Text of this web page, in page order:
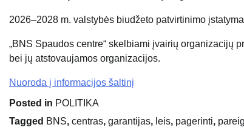
2026–2028 m. valstybės biudžeto patvirtinimo
„BNS Spaudos centre“ skelbiami įvairių organizacijų
bei jų atstovaujamos organizacijos.
Nuoroda į informacijos šaltinį
Posted in POLITIKA
Tagged BNS, centras, garantijas, leis, pagerinti,